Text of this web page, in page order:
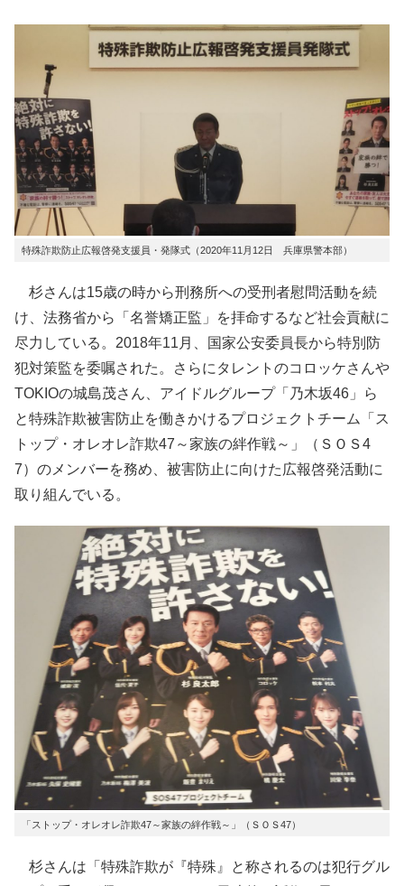
特殊詐欺防止広報啓発支援員・発隊式（2020年11月12日 兵庫県警本部）
杉さんは15歳の時から刑務所への受刑者慰問活動を続
け、法務省から「名誉矯正監」を拝命するなど社会貢献に
尽力している。2018年11月、国家公安委員長から特別防
犯対策監を委嘱された。さらにタレントのコロッケさんや
TOKIOの城島茂さん、アイドルグループ「乃木坂46」ら
と特殊詐欺被害防止を働きかけるプロジェクトチーム「ス
トップ・オレオレ詐欺47～家族の絆作戦～」（ＳＯＳ4
7）のメンバーを務め、被害防止に向けた広報啓発活動に
取り組んでいる。
「ストップ・オレオレ詐欺47～家族の絆作戦～」（ＳＯＳ47）
杉さんは「特殊詐欺が『特殊』と称されるのは犯行グル